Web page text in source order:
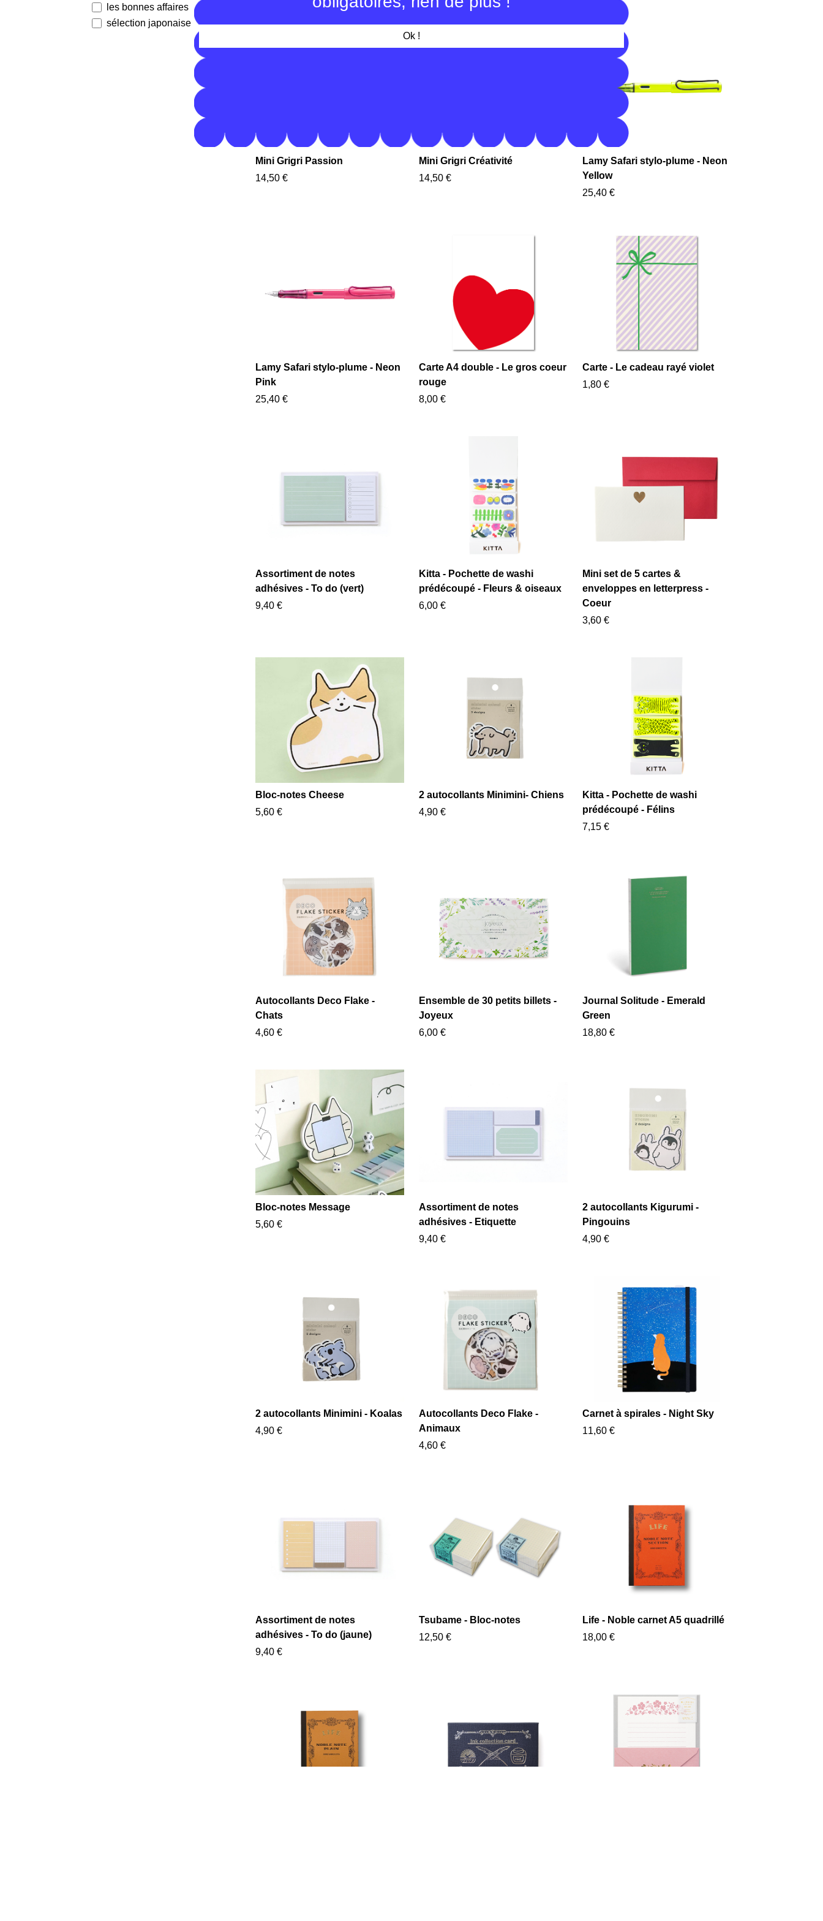
Ok !
les bonnes affaires
sélection japonaise
Mini Grigri Passion
14,50 €
Mini Grigri Créativité
14,50 €
Lamy Safari stylo-plume - Neon
Yellow
25,40 €
Lamy Safari stylo-plume - Neon
Pink
25,40 €
Carte A4 double - Le gros coeur
rouge
8,00 €
Carte - Le cadeau rayé violet
1,80 €
Assortiment de notes
adhésives - To do (vert)
9,40 €
Kitta - Pochette de washi
prédécoupé - Fleurs & oiseaux
6,00 €
Mini set de 5 cartes &
enveloppes en letterpress -
Coeur
3,60 €
Bloc-notes Cheese
5,60 €
2 autocollants Minimini- Chiens
4,90 €
Kitta - Pochette de washi
prédécoupé - Félins
7,15 €
Autocollants Deco Flake -
Chats
4,60 €
Ensemble de 30 petits billets -
Joyeux
6,00 €
Journal Solitude - Emerald
Green
18,80 €
Bloc-notes Message
5,60 €
Assortiment de notes
adhésives - Etiquette
9,40 €
2 autocollants Kigurumi -
Pingouins
4,90 €
2 autocollants Minimini - Koalas
4,90 €
Autocollants Deco Flake -
Animaux
4,60 €
Carnet à spirales - Night Sky
11,60 €
Assortiment de notes
adhésives - To do (jaune)
9,40 €
Tsubame - Bloc-notes
12,50 €
Life - Noble carnet A5 quadrillé
18,00 €